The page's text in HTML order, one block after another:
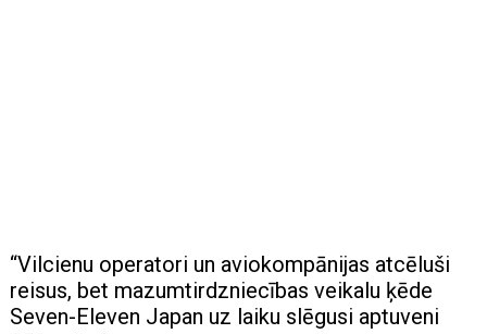
“Vilcienu operatori un aviokompānijas atcēluši
reisus, bet mazumtirdzniecības veikalu ķēde
Seven-Eleven Japan uz laiku slēgusi aptuveni